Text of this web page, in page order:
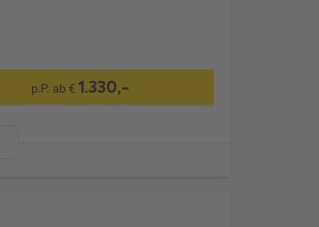
p.P. ab € 1.330,-